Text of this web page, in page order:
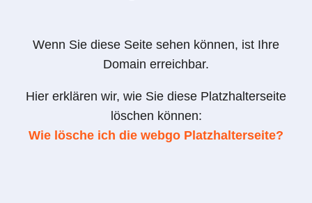
Wenn Sie diese Seite sehen können, ist Ihre
Domain erreichbar.
Hier erklären wir, wie Sie diese Platzhalterseite
löschen können:
Wie lösche ich die webgo Platzhalterseite?